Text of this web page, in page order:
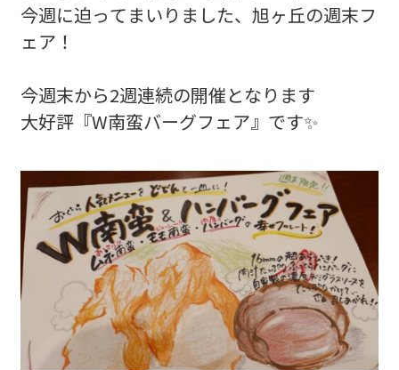
今週に迫ってまいりました、旭ヶ丘の週末フ
ェア！
今週末から2週連続の開催となります
大好評『W南蛮バーグフェア』です✨